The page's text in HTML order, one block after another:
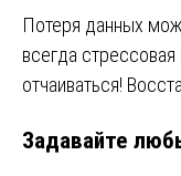
Потеря данных
всегда
отчаиваться!
Задавайте